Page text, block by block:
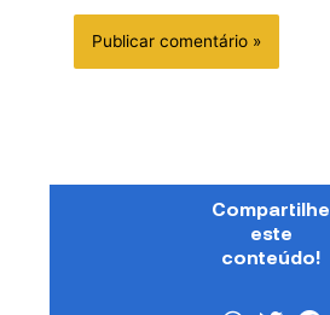
Compartilhe
este
conteúdo!